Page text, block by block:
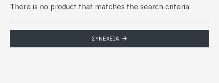
There is no product that matches the search criteria.
ΣΥΝΈΧΕΙΑ